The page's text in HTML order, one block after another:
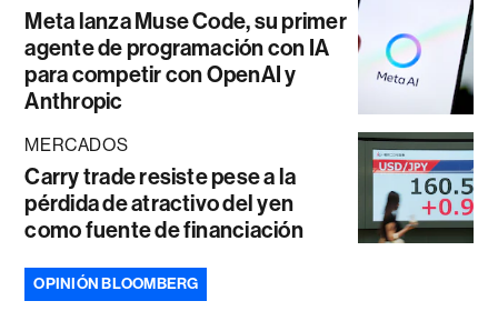
Meta lanza Muse Code, su primer
agente de programación con IA
para competir con OpenAI y
Anthropic
MERCADOS
Carry trade resiste pese a la
pérdida de atractivo del yen
como fuente de financiación
OPINIÓN BLOOMBERG